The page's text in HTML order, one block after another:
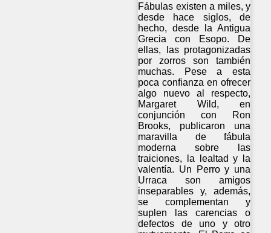
Fábulas existen a miles, y
desde hace siglos, de
hecho, desde la Antigua
Grecia con Esopo. De
ellas, las protagonizadas
por zorros son también
muchas. Pese a esta
poca confianza en ofrecer
algo nuevo al respecto,
Margaret Wild, en
conjunción con Ron
Brooks, publicaron una
maravilla de fábula
moderna sobre las
traiciones, la lealtad y la
valentía. Un Perro y una
Urraca son amigos
inseparables y, además,
se complementan y
suplen las carencias o
defectos de uno y otro